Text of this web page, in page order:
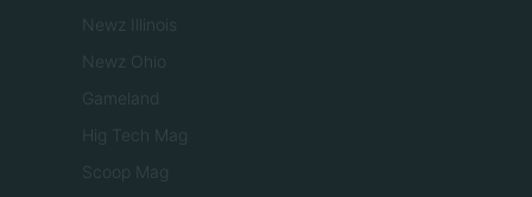
Newz Illinois
Newz Ohio
Gameland
Hig Tech Mag
Scoop Mag